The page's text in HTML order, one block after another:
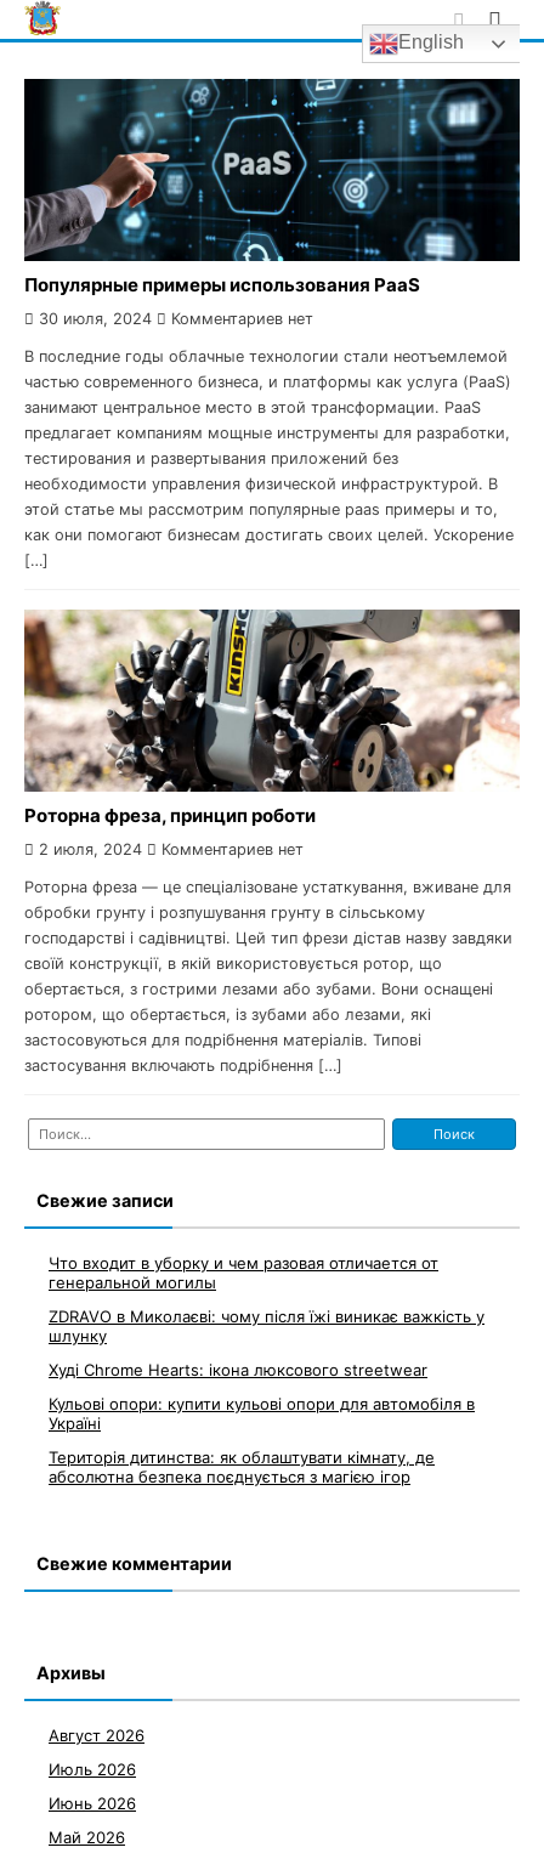
Skip
to
Популярные примеры использования PaaS
30 июля, 2024 Комментариев нет
В последние годы облачные технологии стали неотъемлемой
частью современного бизнеса, и платформы как услуга (PaaS)
занимают центральное место в этой трансформации. PaaS
предлагает компаниям мощные инструменты для разработки,
тестирования и развертывания приложений без
необходимости управления физической инфраструктурой. В
этой статье мы рассмотрим популярные paas примеры и то,
как они помогают бизнесам достигать своих целей. Ускорение
[…]
Роторна фреза, принцип роботи
2 июля, 2024 Комментариев нет
Роторна фреза — це спеціалізоване устаткування, вживане для
обробки грунту і розпушування грунту в сільському
господарстві і садівництві. Цей тип фрези дістав назву завдяки
своїй конструкції, в якій використовується ротор, що
обертається, з гострими лезами або зубами. Вони оснащені
ротором, що обертається, із зубами або лезами, які
застосовуються для подрібнення матеріалів. Типові
застосування включають подрібнення […]
Найти:
Свежие записи
Что входит в уборку и чем разовая отличается от
генеральной могилы
ZDRAVO в Миколаєві: чому після їжі виникає важкість у
шлунку
Худі Chrome Hearts: ікона люксового streetwear
Кульові опори: купити кульові опори для автомобіля в
Україні
Територія дитинства: як облаштувати кімнату, де
абсолютна безпека поєднується з магією ігор
Свежие комментарии
Архивы
Август 2026
Июль 2026
Июнь 2026
Май 2026
English